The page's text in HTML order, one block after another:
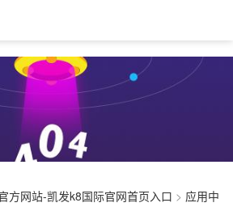
方网站-凯发k8国际官网首页入口 > 应用中